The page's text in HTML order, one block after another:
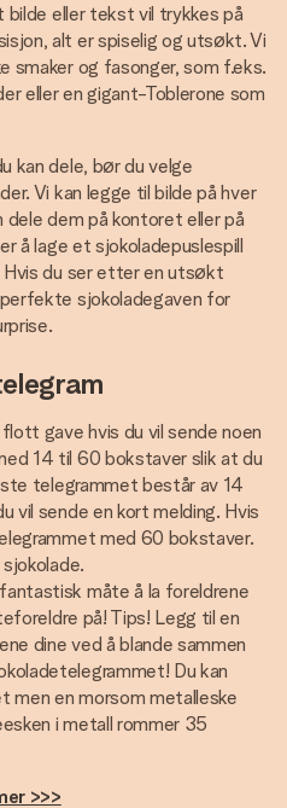
eller tekst vil trykkes på
alt er spiselig og utsøkt. Vi
smaker og fasonger, som f.eks.
eller en gigant-Toblerone som
kan dele, bør du velge
Vi kan legge til bilde på hver
dele dem på kontoret eller på
å lage et sjokoladepuslespill
Hvis du ser etter en utsøkt
sjokoladegaven for
gave hvis du vil sende noen
14 til 60 bokstaver slik at du
telegrammet består av 14
vil sende en kort melding. Hvis
med 60 bokstaver.
måte å la foreldrene
på! Tips! Legg til en
dine ved å blande sammen
Du kan
men en morsom metalleske
i metall rommer 35
>>>